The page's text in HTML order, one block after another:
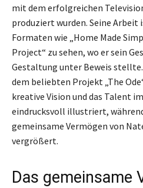
mit dem erfolgreichen
produziert wurden. Seine Arbeit
Formaten wie „Home Made
Project“ zu sehen, wo er sein
Gestaltung unter Beweis stellte.
dem beliebten Projekt „The
kreative Vision und das Talent
eindrucksvoll illustriert,
gemeinsame Vermögen von
vergrößert.
Das gemeinsame